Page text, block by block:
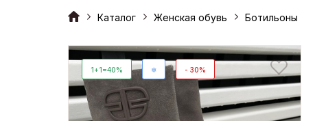
Каталог Женская обувь Ботильоны
1+1=40% ❄ - 30%